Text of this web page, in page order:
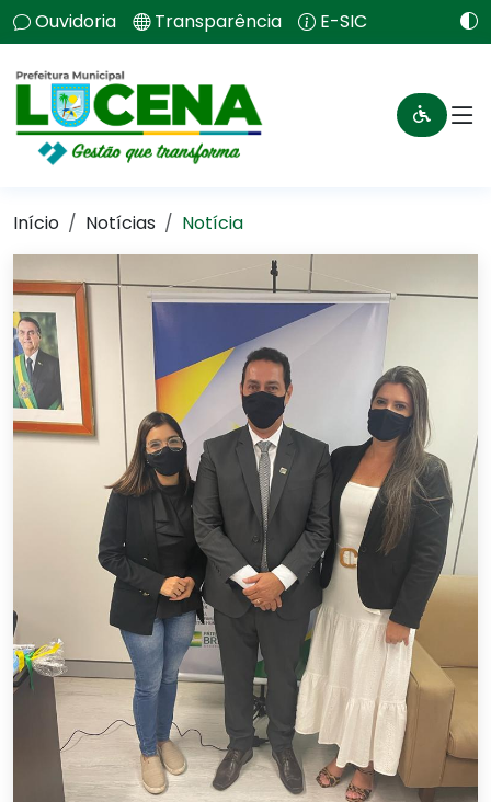
Ouvidoria Transparência E-SIC
Início Notícias Notícia